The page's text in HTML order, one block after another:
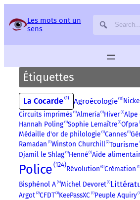
Les mots ont un
sens
Étiquettes
La Cocarde 1 Agroécologie 17
Circuits imprimés 1 Almería 1 Hiver 1 Alpe
Hannah Poling 1 Sophie Lemaître 1 Ofpra
Médaille d'or de philologie 1 Cannes 1
Ramadan 1 Winston Churchill 2 Tourisme
Djamil le Shlag 1 Henné 1 Aide
Police 124
Révolution 6 Crémation 1
Bisphénol A 6 Michel Devoret 1
Argot 2 CFDT 3 KeePassXC 1 Peuple Aquiry 1
Panneau de gestion des services